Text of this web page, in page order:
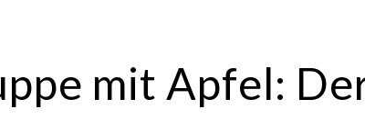
mit Apfel: